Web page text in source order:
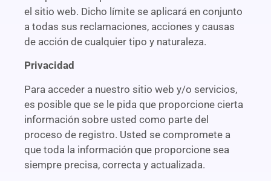
el sitio web. Dicho límite se aplicará en conjunto
a todas sus reclamaciones, acciones y causas
de acción de cualquier tipo y naturaleza.
Privacidad
Para acceder a nuestro sitio web y/o servicios,
es posible que se le pida que proporcione cierta
información sobre usted como parte del
proceso de registro. Usted se compromete a
que toda la información que proporcione sea
siempre precisa, correcta y actualizada.